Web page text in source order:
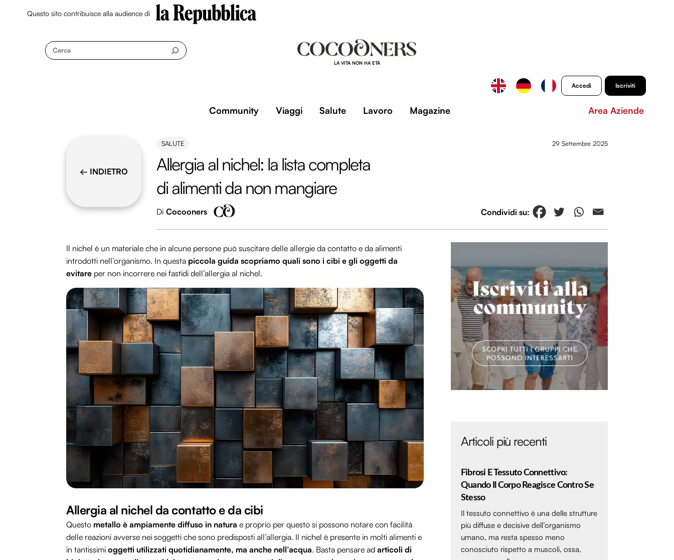
Questo sito contribuisce alla audience di
Cerca
LA VITA NON HA ETÀ
Accedi Iscriviti
Community Viaggi Salute Lavoro Magazine Area Aziende
← INDIETRO
SALUTE 29 Settembre 2025
Allergia al nichel: la lista completa
di alimenti da non mangiare
Di Cocooners
Il nichel è un materiale che in alcune persone può suscitare delle allergie da contatto e da alimenti
introdotti nell’organismo. In questa piccola guida scopriamo quali sono i cibi e gli oggetti da
evitare per non incorrere nei fastidi dell’allergia al nichel.
Allergia al nichel da contatto e da cibi
Questo metallo è ampiamente diffuso in natura e proprio per questo si possono notare con facilità
delle reazioni avverse nei soggetti che sono predisposti all’allergia. Il nichel è presente in molti alimenti e
in tantissimi oggetti utilizzati quotidianamente, ma anche nell’acqua. Basta pensare ad articoli di
Articoli più recenti
Fibrosi E Tessuto Connettivo:
Quando Il Corpo Reagisce Contro Se
Stesso
Il tessuto connettivo è una delle strutture
più diffuse e decisive dell’organismo
umano, ma resta spesso meno
conosciuto rispetto a muscoli, ossa,